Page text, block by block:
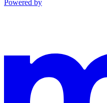
Powered by